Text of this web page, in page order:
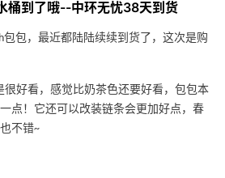
桶到了哦--中环无忧38天到货
包包，最近都陆陆续续到货了，这次是购
很好看，感觉比奶茶色还要好看，包包本
点！它还可以改装链条会更加好点，春
不错~